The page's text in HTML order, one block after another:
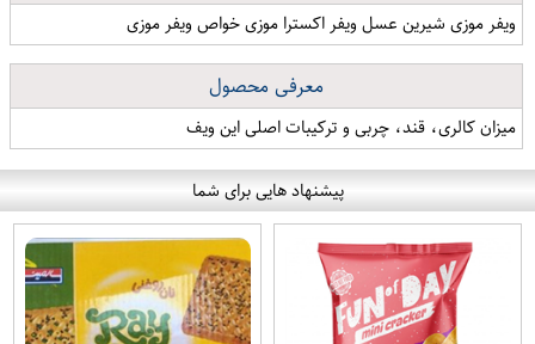
ویفر موزی شیرین عسل ویفر اکسترا موزی خواص ویفر موزی
معرفی محصول
میزان کالری، قند، چربی و ترکیبات اصلی این ویف
پیشنهاد هایی برای شما